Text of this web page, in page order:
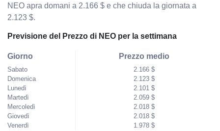
NEO apra domani a 2.166 $ e che chiuda la giornata a
2.123 $.
Previsione del Prezzo di NEO per la settimana
Giorno
Sabato
Domenica
Lunedì
Martedì
Mercoledì
Giovedì
Venerdì
Prezzo medio
2.166 $
2.123 $
2.101 $
2.059 $
2.018 $
2.018 $
1.978 $